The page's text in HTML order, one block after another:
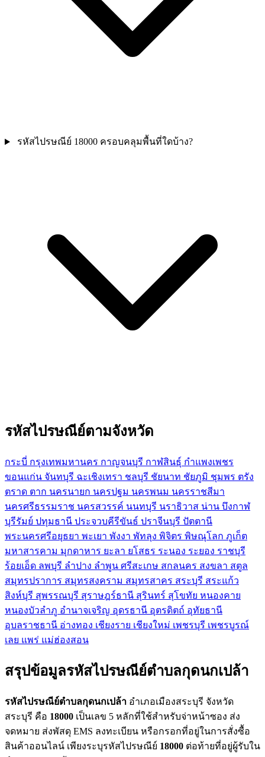
รหัสไปรษณีย์ 18000 ครอบคลุมพื้นที่ใดบ้าง?
รหัสไปรษณีย์ตามจังหวัด
กระบี่ กรุงเทพมหานคร กาญจนบุรี กาฬสินธุ์ กำแพงเพชร
ขอนแก่น จันทบุรี ฉะเชิงเทรา ชลบุรี ชัยนาท ชัยภูมิ ชุมพร ตรัง
ตราด ตาก นครนายก นครปฐม นครพนม นครราชสีมา
นครศรีธรรมราช นครสวรรค์ นนทบุรี นราธิวาส น่าน บึงกาฬ
บุรีรัมย์ ปทุมธานี ประจวบคีรีขันธ์ ปราจีนบุรี ปัตตานี
พระนครศรีอยุธยา พะเยา พังงา พัทลุง พิจิตร พิษณุโลก ภูเก็ต
มหาสารคาม มุกดาหาร ยะลา ยโสธร ระนอง ระยอง ราชบุรี
ร้อยเอ็ด ลพบุรี ลำปาง ลำพูน ศรีสะเกษ สกลนคร สงขลา สตูล
สมุทรปราการ สมุทรสงคราม สมุทรสาคร สระบุรี สระแก้ว
สิงห์บุรี สุพรรณบุรี สุราษฎร์ธานี สุรินทร์ สุโขทัย หนองคาย
หนองบัวลำภู อำนาจเจริญ อุดรธานี อุตรดิตถ์ อุทัยธานี
อุบลราชธานี อ่างทอง เชียงราย เชียงใหม่ เพชรบุรี เพชรบูรณ์
เลย แพร่ แม่ฮ่องสอน
สรุปข้อมูลรหัสไปรษณีย์ตำบลกุดนกเปล้า
รหัสไปรษณีย์ตำบลกุดนกเปล้า อำเภอเมืองสระบุรี จังหวัด
สระบุรี คือ 18000 เป็นเลข 5 หลักที่ใช้สำหรับจ่าหน้าซอง ส่ง
จดหมาย ส่งพัสดุ EMS ลงทะเบียน หรือกรอกที่อยู่ในการสั่งซื้อ
สินค้าออนไลน์ เพียงระบุรหัสไปรษณีย์ 18000 ต่อท้ายที่อยู่ผู้รับใน